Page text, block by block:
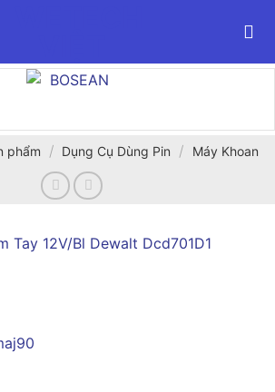
phẩm / Dụng Cụ Dùng Pin / Máy Khoan